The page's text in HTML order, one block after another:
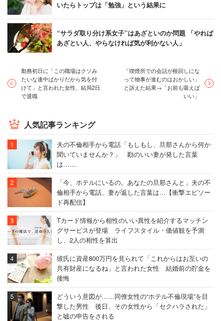
いたらトップは「勉強」という結果に
“サラダ取り分け系女子”はあざといのか問題 「やれば
あざとい人、やらなければ気が利かない人」
勤務初日に「この職場はクソみ
たいな連中ばかりだから気を付
けて」と言われた女性、結局2日
で退職
「喫煙所での会話が根回しにな
って物事が進むのはおかしい」
と訴えた結果→「お前も吸えば
いい」
人気記事ランキング
夫の不倫相手から電話「もしもし、旦那さんから何か
聞いていませんか？」 勘のいい妻が発した言葉
は……
「今、ホテルにいるの。あなたの旦那さんと」夫の不
倫相手から電話、妻が返した言葉は…【衝撃エピソー
ド再配信】
Tカード情報から相性のいい異性を紹介するマッチン
グサービスが登場 ライフスタイル・価値観を予測
し、2人の相性を算出
彼氏に資産800万円を見られて「これからはお互いの
共有財産になるね」と言われた女性 結婚前の貯金を
後悔
どういう意図が……同僚女性の“ホテル不倫現場”を目
撃した男性 後日、その女性から「セクハラされた」
と嘘の申告をされる